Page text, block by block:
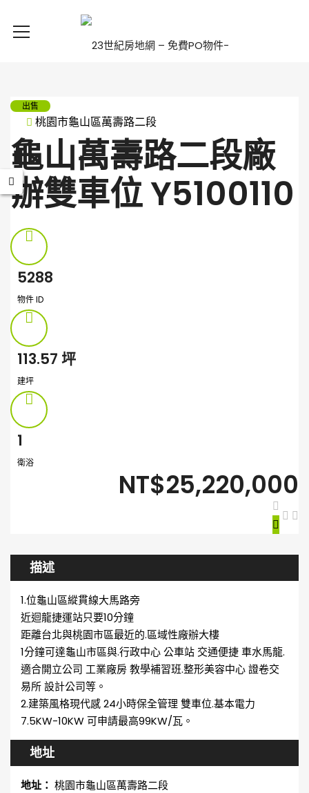
出售
桃園市龜山區萬壽路二段
龜山萬壽路二段廠
辦雙車位 Y5100110
5288
物件 ID
113.57 坪
建坪
1
衛浴
NT$25,220,000
描述
1.位龜山區縱貫線大馬路旁
近迴龍捷運站只要10分鐘
距離台北與桃園市區最近的.區域性廠辦大樓
1分鐘可達龜山市區與.行政中心 公車站 交通便捷 車水馬龍.
適合開立公司 工業廠房 教學補習班.整形美容中心 證卷交
易所 設計公司等。
2.建築風格現代感 24小時保全管理 雙車位.基本電力
7.5KW-10KW 可申請最高99KW/瓦。
地址
地址： 桃園市龜山區萬壽路二段